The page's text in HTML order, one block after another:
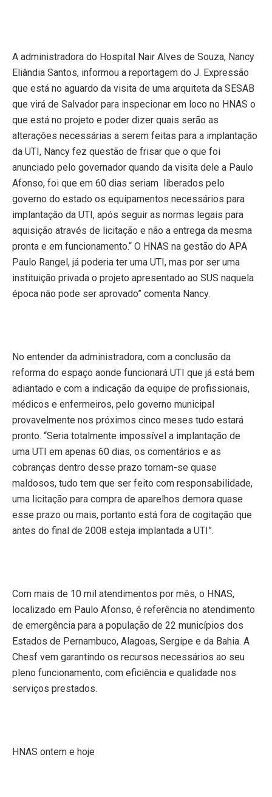
A administradora do Hospital Nair Alves de Souza, Nancy
Eliândia Santos, informou a reportagem do J. Expressão
que está no aguardo da visita de uma arquiteta da SESAB
que virá de Salvador para inspecionar em loco no HNAS o
que está no projeto e poder dizer quais serão as
alterações necessárias a serem feitas para a implantação
da UTI, Nancy fez questão de frisar que o que foi
anunciado pelo governador quando da visita dele a Paulo
Afonso, foi que em 60 dias seriam liberados pelo
governo do estado os equipamentos necessários para
implantação da UTI, após seguir as normas legais para
aquisição através de licitação e não a entrega da mesma
pronta e em funcionamento.“ O HNAS na gestão do APA
Paulo Rangel, já poderia ter uma UTI, mas por ser uma
instituição privada o projeto apresentado ao SUS naquela
época não pode ser aprovado” comenta Nancy.
No entender da administradora, com a conclusão da
reforma do espaço aonde funcionará UTI que já está bem
adiantado e com a indicação da equipe de profissionais,
médicos e enfermeiros, pelo governo municipal
provavelmente nos próximos cinco meses tudo estará
pronto. “Seria totalmente impossível a implantação de
uma UTI em apenas 60 dias, os comentários e as
cobranças dentro desse prazo tornam-se quase
maldosos, tudo tem que ser feito com responsabilidade,
uma licitação para compra de aparelhos demora quase
esse prazo ou mais, portanto está fora de cogitação que
antes do final de 2008 esteja implantada a UTI”.
Com mais de 10 mil atendimentos por mês, o HNAS,
localizado em Paulo Afonso, é referência no atendimento
de emergência para a população de 22 municípios dos
Estados de Pernambuco, Alagoas, Sergipe e da Bahia. A
Chesf vem garantindo os recursos necessários ao seu
pleno funcionamento, com eficiência e qualidade nos
serviços prestados.
HNAS ontem e hoje